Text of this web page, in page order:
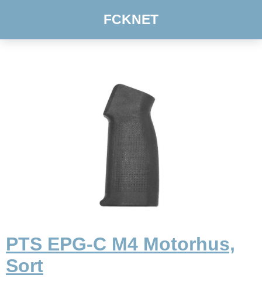
FCKNET
PTS EPG-C M4 Motorhus,
Sort